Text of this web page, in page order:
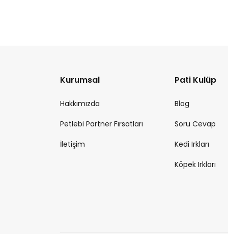
Kurumsal
Hakkımızda
Petlebi Partner Fırsatları
İletişim
Pati Kulüp
Blog
Soru Cevap
Kedi Irkları
Köpek Irkları